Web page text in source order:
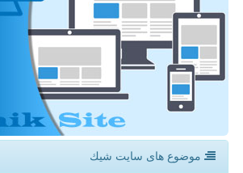
موضوع های سایت شیك